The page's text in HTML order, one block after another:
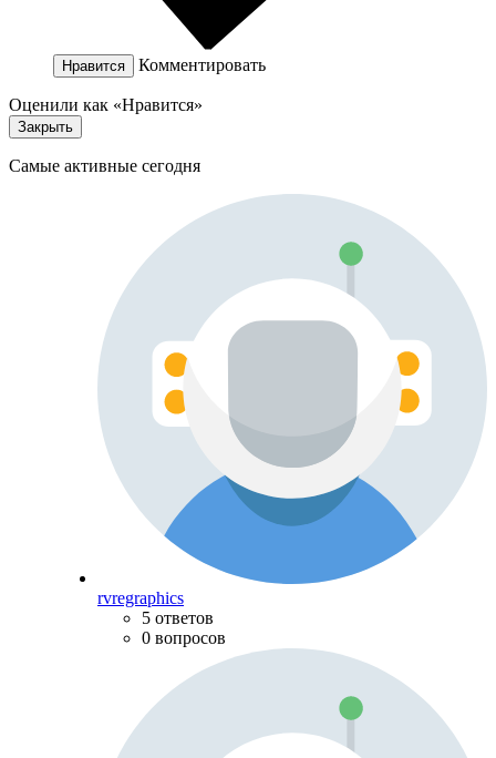
Нравится Комментировать
Оценили как «Нравится»
Закрыть
Самые активные сегодня
rvregraphics
5 ответов
0 вопросов